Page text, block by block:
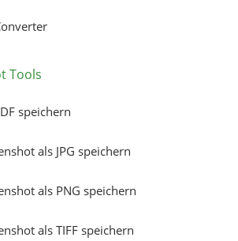
Tools
speichern
als JPG speichern
als PNG speichern
als TIFF speichern